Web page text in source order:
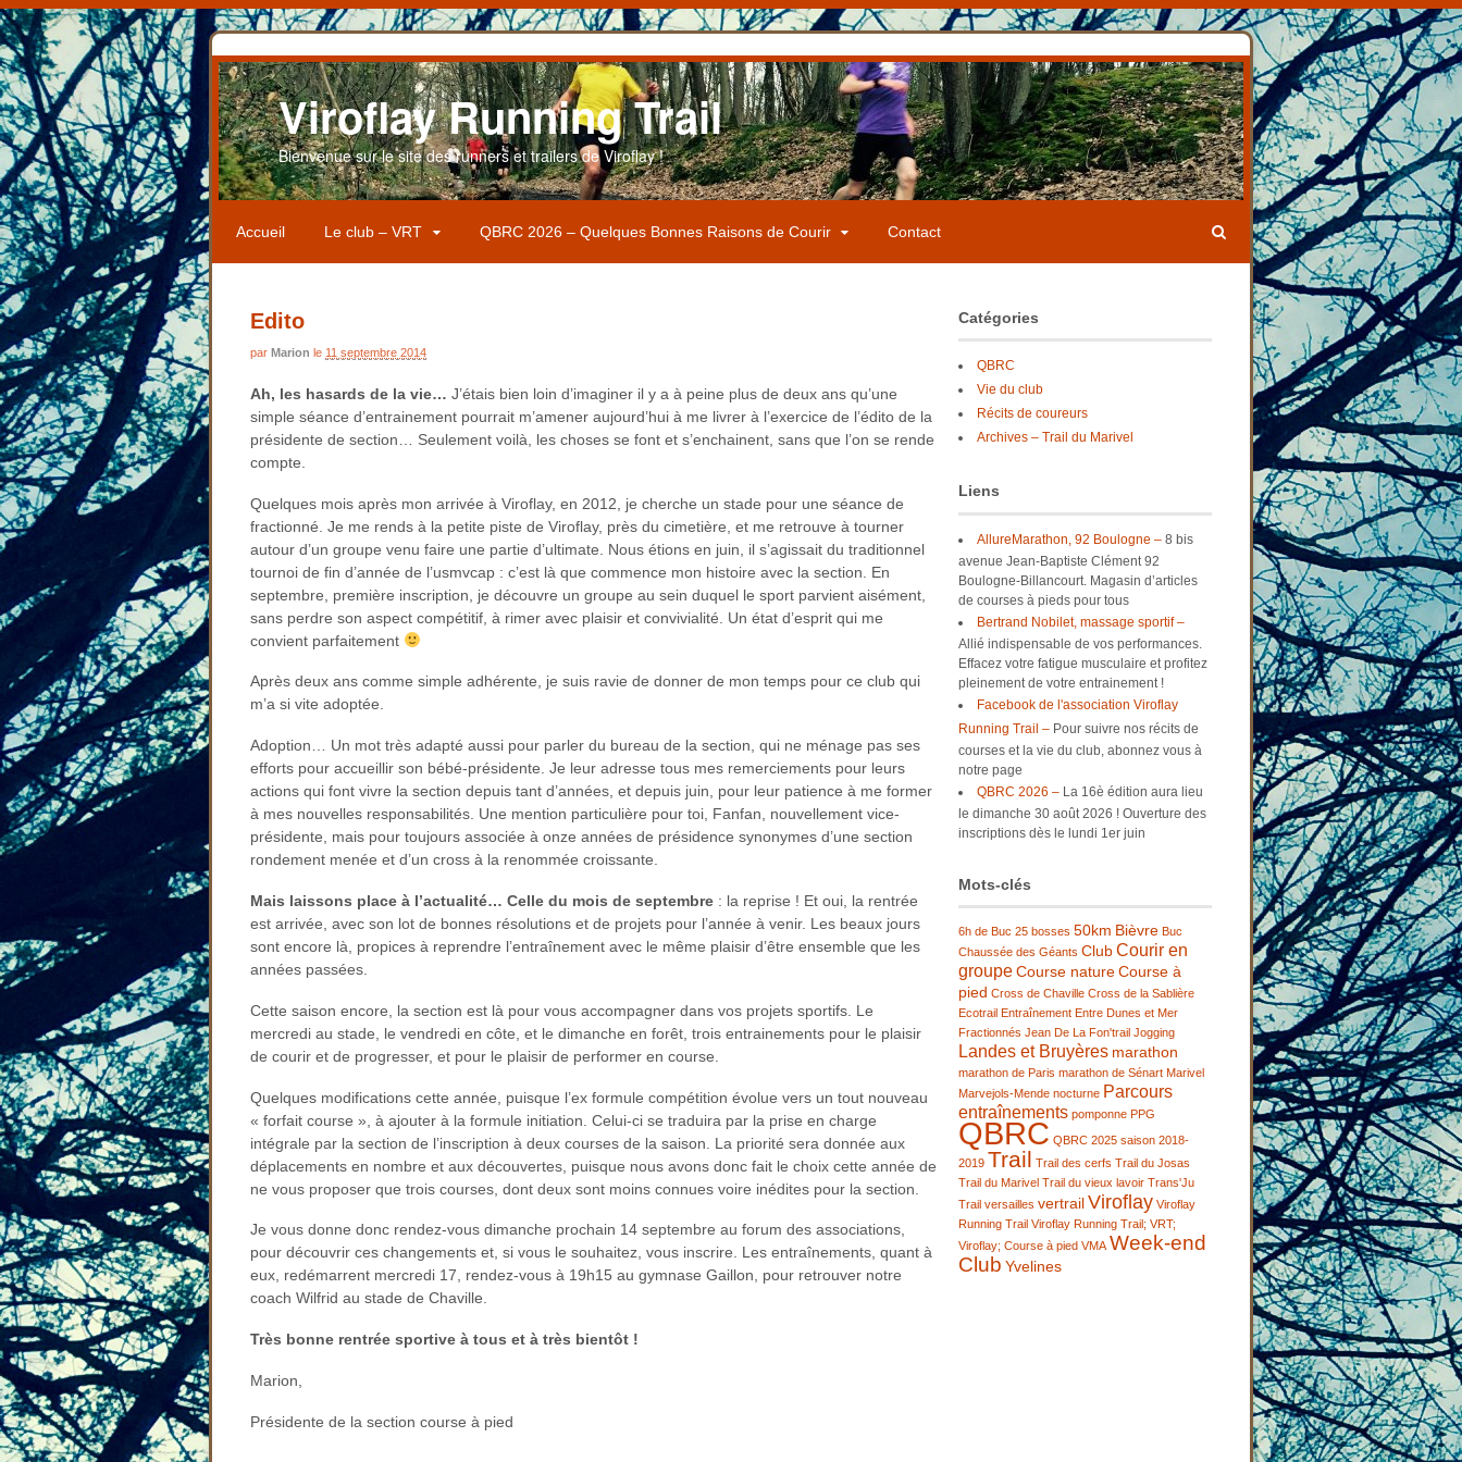
Viroflay Running Trail
Bienvenue sur le site des runners et trailers de Viroflay !
Accueil Le club – VRT QBRC 2026 – Quelques Bonnes Raisons de Courir Contact
Edito
par Marion le 11 septembre 2014
Ah, les hasards de la vie… J’étais bien loin d’imaginer il y a à peine plus de deux ans qu’une
simple séance d’entrainement pourrait m’amener aujourd’hui à me livrer à l’exercice de l’édito de la
présidente de section… Seulement voilà, les choses se font et s’enchainent, sans que l’on se rende
compte.
Quelques mois après mon arrivée à Viroflay, en 2012, je cherche un stade pour une séance de
fractionné. Je me rends à la petite piste de Viroflay, près du cimetière, et me retrouve à tourner
autour d’un groupe venu faire une partie d’ultimate. Nous étions en juin, il s’agissait du traditionnel
tournoi de fin d’année de l’usmvcap : c’est là que commence mon histoire avec la section. En
septembre, première inscription, je découvre un groupe au sein duquel le sport parvient aisément,
sans perdre son aspect compétitif, à rimer avec plaisir et convivialité. Un état d’esprit qui me
convient parfaitement
Après deux ans comme simple adhérente, je suis ravie de donner de mon temps pour ce club qui
m’a si vite adoptée.
Adoption… Un mot très adapté aussi pour parler du bureau de la section, qui ne ménage pas ses
efforts pour accueillir son bébé-présidente. Je leur adresse tous mes remerciements pour leurs
actions qui font vivre la section depuis tant d’années, et depuis juin, pour leur patience à me former
à mes nouvelles responsabilités. Une mention particulière pour toi, Fanfan, nouvellement vice-
présidente, mais pour toujours associée à onze années de présidence synonymes d’une section
rondement menée et d’un cross à la renommée croissante.
Mais laissons place à l’actualité… Celle du mois de septembre : la reprise ! Et oui, la rentrée
est arrivée, avec son lot de bonnes résolutions et de projets pour l’année à venir. Les beaux jours
sont encore là, propices à reprendre l’entraînement avec le même plaisir d’être ensemble que les
années passées.
Cette saison encore, la section est là pour vous accompagner dans vos projets sportifs. Le
mercredi au stade, le vendredi en côte, et le dimanche en forêt, trois entrainements pour le plaisir
de courir et de progresser, et pour le plaisir de performer en course.
Quelques modifications cette année, puisque l’ex formule compétition évolue vers un tout nouveau
« forfait course », à ajouter à la formule initiation. Celui-ci se traduira par la prise en charge
intégrale par la section de l’inscription à deux courses de la saison. La priorité sera donnée aux
déplacements en nombre et aux découvertes, puisque nous avons donc fait le choix cette année de
ne vous proposer que trois courses, dont deux sont moins connues voire inédites pour la section.
Je vous donne donc rendez-vous dimanche prochain 14 septembre au forum des associations,
pour découvrir ces changements et, si vous le souhaitez, vous inscrire. Les entraînements, quant à
eux, redémarrent mercredi 17, rendez-vous à 19h15 au gymnase Gaillon, pour retrouver notre
coach Wilfrid au stade de Chaville.
Très bonne rentrée sportive à tous et à très bientôt !
Marion,
Présidente de la section course à pied
Catégories
QBRC
Vie du club
Récits de coureurs
Archives – Trail du Marivel
Liens
AllureMarathon, 92 Boulogne –8 bis
avenue Jean-Baptiste Clément 92
Boulogne-Billancourt. Magasin d’articles
de courses à pieds pour tous
Bertrand Nobilet, massage sportif –
Allié indispensable de vos performances.
Effacez votre fatigue musculaire et profitez
pleinement de votre entrainement !
Facebook de l'association Viroflay
Running Trail –Pour suivre nos récits de
courses et la vie du club, abonnez vous à
notre page
QBRC 2026 –La 16è édition aura lieu
le dimanche 30 août 2026 ! Ouverture des
inscriptions dès le lundi 1er juin
Mots-clés
6h de Buc 25 bosses 50km Bièvre Buc
Chaussée des Géants Club Courir en
groupe Course nature Course à
pied Cross de Chaville Cross de la Sablière
Ecotrail Entraînement Entre Dunes et Mer
Fractionnés Jean De La Fon'trail Jogging
Landes et Bruyères marathon
marathon de Paris marathon de Sénart Marivel
Marvejols-Mende nocturne Parcours
entraînements pomponne PPG
QBRC QBRC 2025 saison 2018-
2019 Trail Trail des cerfs Trail du Josas
Trail du Marivel Trail du vieux lavoir Trans'Ju
Trail versailles vertrail Viroflay Viroflay
Running Trail Viroflay Running Trail; VRT;
Viroflay; Course à pied VMA Week-end
Club Yvelines